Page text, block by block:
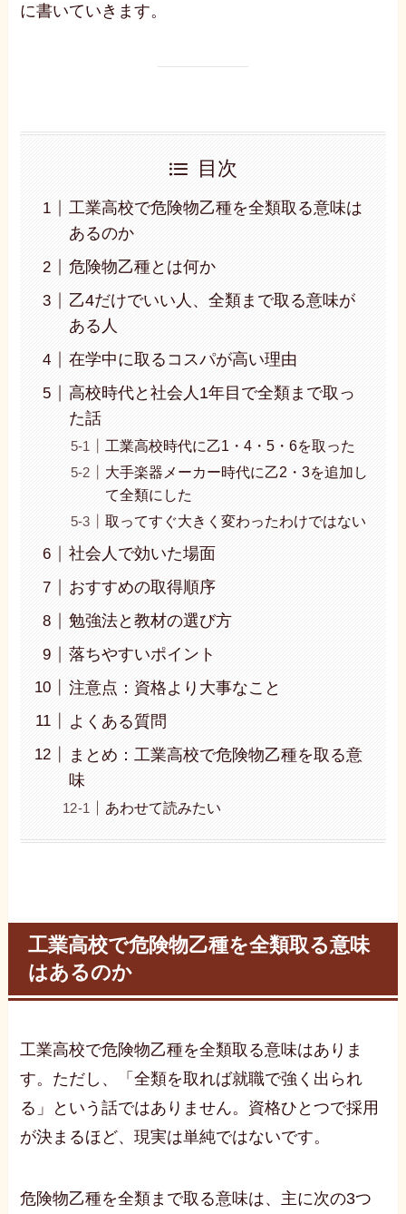
に書いていきます。
目次
工業高校で危険物乙種を全類取る意味は
あるのか
危険物乙種とは何か
乙4だけでいい人、全類まで取る意味が
ある人
在学中に取るコスパが高い理由
高校時代と社会人1年目で全類まで取っ
た話
工業高校時代に乙1・4・5・6を取った
大手楽器メーカー時代に乙2・3を追加し
て全類にした
取ってすぐ大きく変わったわけではない
社会人で効いた場面
おすすめの取得順序
勉強法と教材の選び方
落ちやすいポイント
注意点：資格より大事なこと
よくある質問
まとめ：工業高校で危険物乙種を取る意
味
あわせて読みたい
工業高校で危険物乙種を全類取る意味
はあるのか
工業高校で危険物乙種を全類取る意味はありま
す。ただし、「全類を取れば就職で強く出られ
る」という話ではありません。資格ひとつで採用
が決まるほど、現実は単純ではないです。
危険物乙種を全類まで取る意味は、主に次の3つ